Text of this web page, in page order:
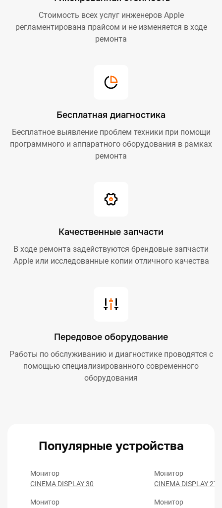
Стоимость всех услуг инженеров Apple
регламентирована прайсом и не изменяется в ходе
ремонта
Бесплатная диагностика
Бесплатное выявление проблем техники при помощи
программного и аппаратного оборудования в рамках
ремонта
Качественные запчасти
В ходе ремонта задействуются брендовые запчасти
Apple или исследованные копии отличного качества
Передовое оборудование
Работы по обслуживанию и диагностике проводятся с
помощью специализированного современного
оборудования
Популярные устройства
Монитор
CINEMA DISPLAY 30
Монитор
Монитор
CINEMA DISPLAY 27
Монитор